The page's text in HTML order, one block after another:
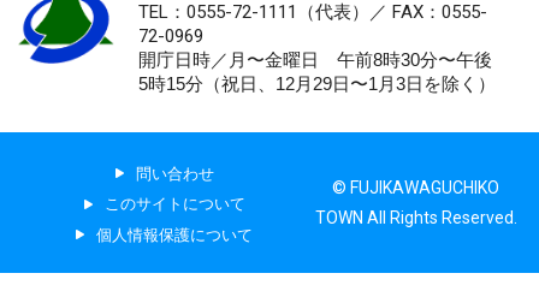
TEL：0555-72-1111 （代表）／ FAX：0555-
72-0969
開庁日時／月〜金曜日 午前8時30分〜午後
5時15分（祝日、12月29日〜1月3日を除く）
問い合わせ
このサイトについて
個人情報保護について
© FUJIKAWAGUCHIKO
TOWN All Rights Reserved.